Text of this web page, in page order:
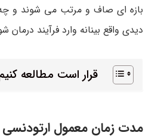
بازه ای صاف و مرتب می شوند و چه
دیدی واقع بینانه وارد فرآیند
قرار است مطالعه
مدت زمان معمول